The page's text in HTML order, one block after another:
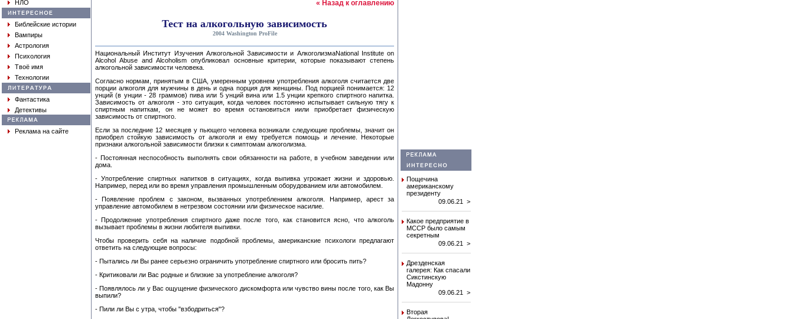
Пощечина
американскому
президенту
09.06.21 >
Какое предприятие в
МССР было самым
секретным
09.06.21 >
Дрезденская
галерея: Как спасали
Сикстинскую
Мадонну
09.06.21 >
Вторая
НЛО
Библейские истории
Вампиры
Астрология
Психология
Твоё имя
Технологии
Фантастика
Детективы
Реклама на сайте
« Назад к оглавлению
Тест на алкогольную зависимость
2004 Washington ProFile
Национальный Институт Изучения Алкогольной Зависимости и АлкоголизмаNational Institute on
Alcohol Abuse and Alcoholism опубликовал основные критерии, которые показывают степень
алкогольной зависимости человека.
Согласно нормам, принятым в США, умеренным уровнем употребления алкоголя считается две
порции алкоголя для мужчины в день и одна порция для женщины. Под порцией понимается: 12
унций (в унции - 28 граммов) пива или 5 унций вина или 1.5 унции крепкого спиртного напитка.
Зависимость от алкоголя - это ситуация, когда человек постоянно испытывает сильную тягу к
спиртным напиткам, он не может во время остановиться иили приобретает физическую
зависимость от спиртного.
Если за последние 12 месяцев у пьющего человека возникали следующие проблемы, значит он
приобрел стойкую зависимость от алкоголя и ему требуется помощь и лечение. Некоторые
признаки алкогольной зависимости близки к симптомам алкоголизма.
- Постоянная неспособность выполнять свои обязанности на работе, в учебном заведении или
дома.
- Употребление спиртных напитков в ситуациях, когда выпивка угрожает жизни и здоровью.
Например, перед или во время управления промышленным оборудованием или автомобилем.
- Появление проблем с законом, вызванных употреблением алкоголя. Например, арест за
управление автомобилем в нетрезвом состоянии или физическое насилие.
- Продолжение употребления спиртного даже после того, как становится ясно, что алкоголь
вызывает проблемы в жизни любителя выпивки.
Чтобы проверить себя на наличие подобной проблемы, американские психологи предлагают
ответить на следующие вопросы:
- Пытались ли Вы ранее серьезно ограничить употребление спиртного или бросить пить?
- Критиковали ли Вас родные и близкие за употребление алкоголя?
- Появлялось ли у Вас ощущение физического дискомфорта или чувство вины после того, как Вы
выпили?
- Пили ли Вы с утра, чтобы "взбодриться"?